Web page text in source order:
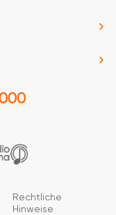
Rechtliche
Hinweise